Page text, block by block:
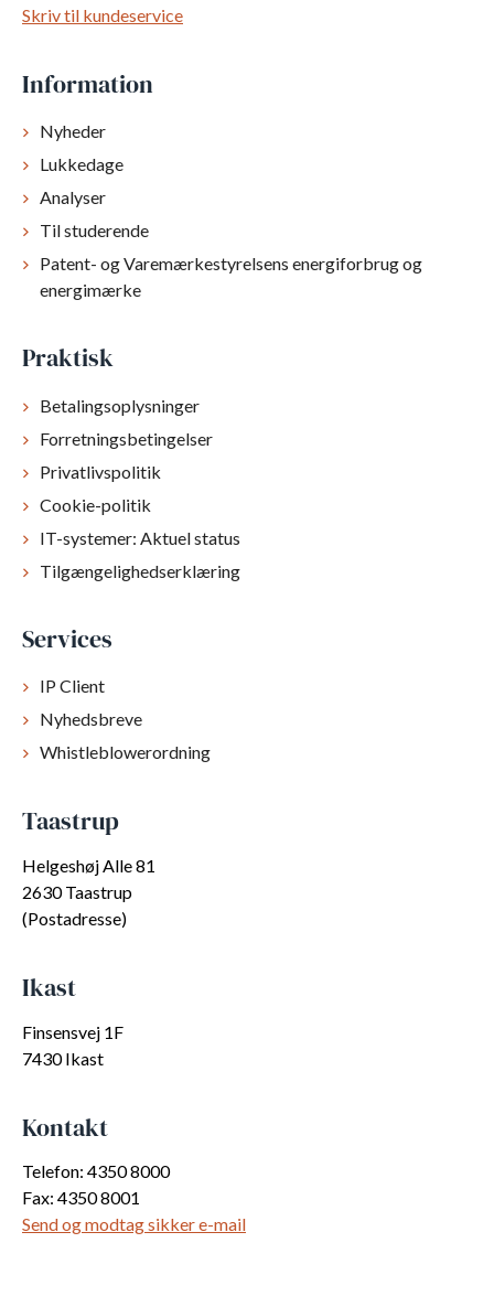
Skriv til kundeservice
Information
Nyheder
Lukkedage
Analyser
Til studerende
Patent- og Varemærkestyrelsens energiforbrug og
energimærke
Praktisk
Betalingsoplysninger
Forretningsbetingelser
Privatlivspolitik
Cookie-politik
IT-systemer: Aktuel status
Tilgængelighedserklæring
Services
IP Client
Nyhedsbreve
Whistleblowerordning
Taastrup
Helgeshøj Alle 81
2630 Taastrup
(Postadresse)
Ikast
Finsensvej 1F
7430 Ikast
Kontakt
Telefon: 4350 8000
Fax: 4350 8001
Send og modtag sikker e-mail